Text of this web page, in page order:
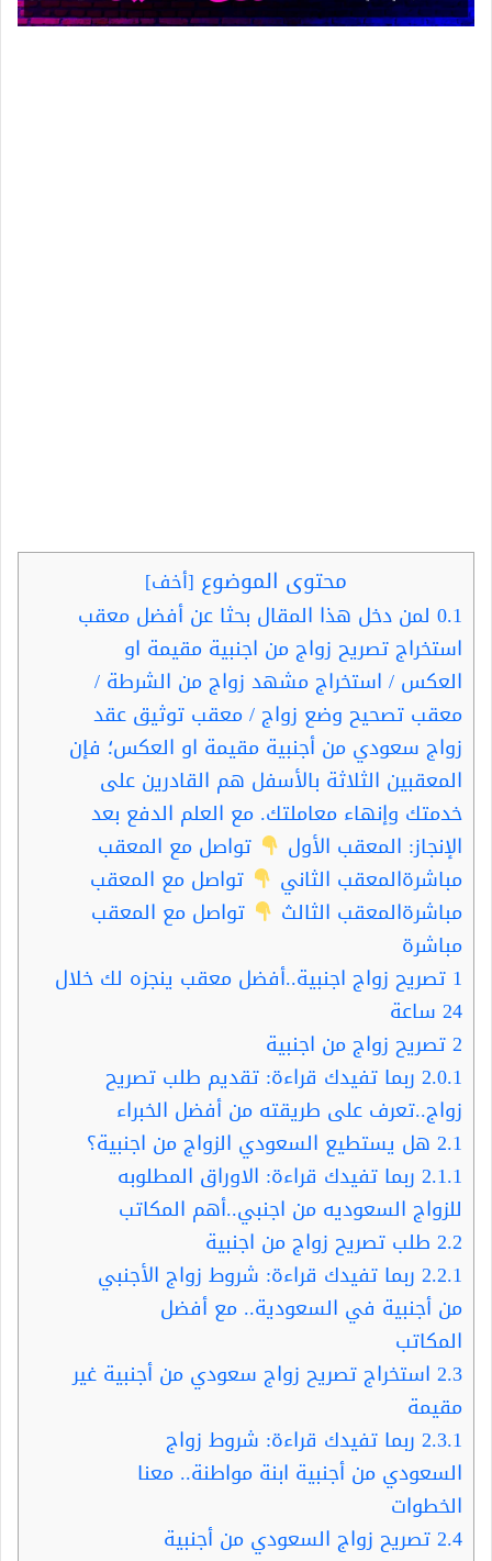
محتوى الموضوع [أخف]
0.1 لمن دخل هذا المقال بحثا عن أفضل معقب
استخراج تصريح زواج من اجنبية مقيمة او
العكس / استخراج مشهد زواج من الشرطة /
معقب تصحيح وضع زواج / معقب توثيق عقد
زواج سعودي من أجنبية مقيمة او العكس؛ فإن
المعقبين الثلاثة بالأسفل هم القادرين على
خدمتك وإنهاء معاملتك. مع العلم الدفع بعد
الإنجاز: المعقب الأول
تواصل مع المعقب
مباشرةالمعقب الثاني
تواصل مع المعقب
مباشرةالمعقب الثالث
تواصل مع المعقب
مباشرة
1 تصريح زواج اجنبية..أفضل معقب ينجزه لك خلال
24 ساعة
2تصريح زواج من اجنبية
2.0.1 ربما تفيدك قراءة: تقديم طلب تصريح
زواج..تعرف على طريقته من أفضل الخبراء
2.1 هل يستطيع السعودي الزواج من اجنبية؟
2.1.1 ربما تفيدك قراءة: الاوراق المطلوبه
للزواج السعوديه من اجنبي..أهم المكاتب
2.2 طلب تصريح زواج من اجنبية
2.2.1 ربما تفيدك قراءة: شروط زواج الأجنبي
من أجنبية في السعودية.. مع أفضل
المكاتب
2.3 استخراج تصريح زواج سعودي من أجنبية غير
مقيمة
2.3.1 ربما تفيدك قراءة: شروط زواج
السعودي من أجنبية ابنة مواطنة.. معنا
الخطوات
2.4تصريح زواج السعودي من أجنبية